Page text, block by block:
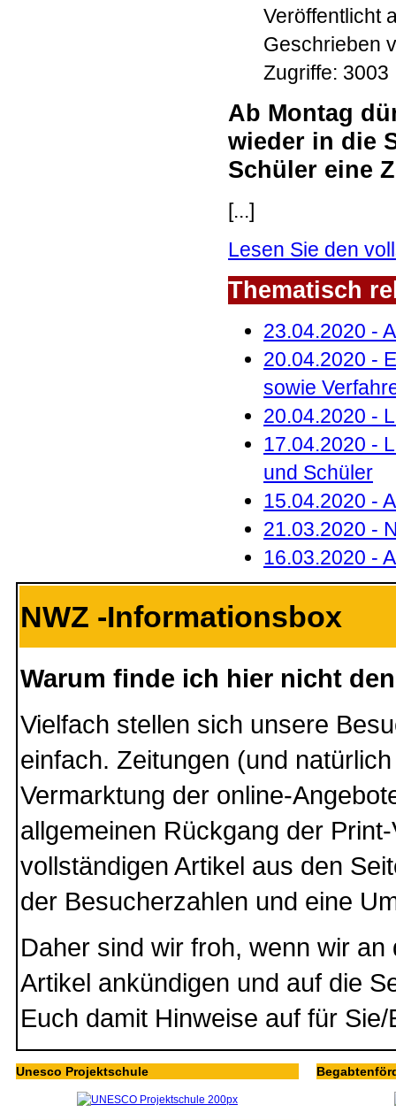
Veröffentlicht
Geschrieben
Zugriffe: 3003
Ab Montag
wieder in die
Schüler eine
[...]
Lesen Sie den
Thematisch
23.04.2020 -
20.04.2020 -
sowie
20.04.2020 -
17.04.2020 -
und Schüler
15.04.2020 -
21.03.2020 -
16.03.2020 -
NWZ -Informationsbox
Warum finde ich hier nicht
Vielfach stellen sich unsere
einfach. Zeitungen (und
Vermarktung der online-
allgemeinen Rückgang der
vollständigen Artikel aus den
der Besucherzahlen und eine
Daher sind wir froh, wenn wir
Artikel ankündigen und auf die
Euch damit Hinweise auf für
Unesco Projektschule